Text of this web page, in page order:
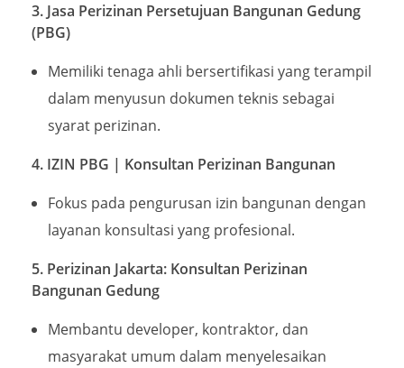
3. Jasa Perizinan Persetujuan Bangunan Gedung
(PBG)
Memiliki tenaga ahli bersertifikasi yang terampil
dalam menyusun dokumen teknis sebagai
syarat perizinan.
4. IZIN PBG | Konsultan Perizinan Bangunan
Fokus pada pengurusan izin bangunan dengan
layanan konsultasi yang profesional.
5. Perizinan Jakarta: Konsultan Perizinan
Bangunan Gedung
Membantu developer, kontraktor, dan
masyarakat umum dalam menyelesaikan